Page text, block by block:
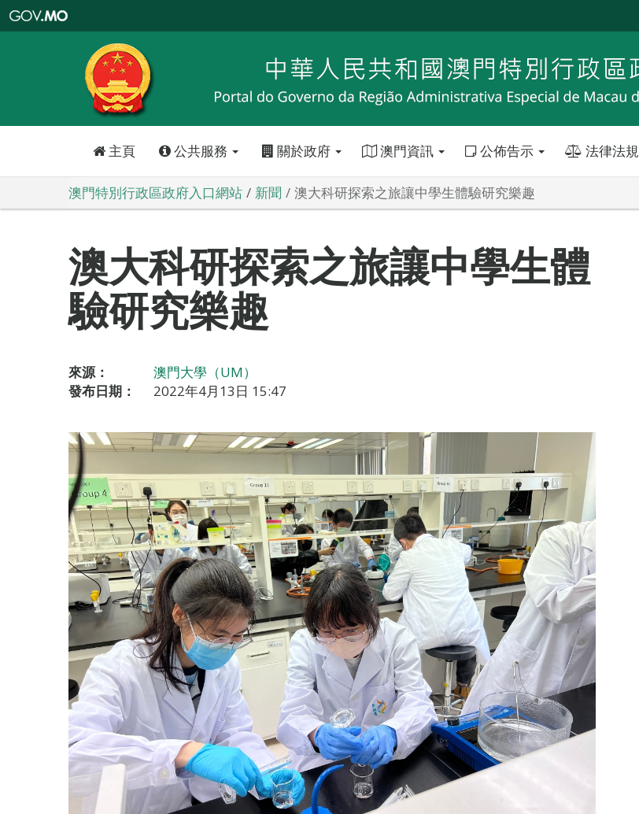
特
政
區
政
口
主頁 公共服務 關於政府 澳門資訊 公佈告示 法律法規
澳門特別行政區政府入口網站 新聞 澳大科研探索之旅讓中學生體驗研究樂趣
澳大科研探索之旅讓中學生體
驗研究樂趣
來源：
澳門大學（UM）
發布日期：
2022年4月13日 15:47